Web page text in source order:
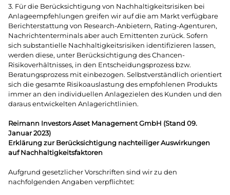
3. Für die Berücksichtigung von Nachhaltigkeitsrisiken bei
Anlageempfehlungen greifen wir auf die am Markt verfügbare
Berichterstattung von Research-Anbietern, Rating-Agenturen,
Nachrichtenterminals aber auch Emittenten zurück. Sofern
sich substantielle Nachhaltigkeitsrisiken identifizieren lassen,
werden diese, unter Berücksichtigung des Chancen-
Risikoverhältnisses, in den Entscheidungsprozess bzw.
Beratungsprozess mit einbezogen. Selbstverständlich orientiert
sich die gesamte Risikoauslastung des empfohlenen Produkts
immer an den individuellen Anlagezielen des Kunden und den
daraus entwickelten Anlagerichtlinien.
Reimann Investors Asset Management GmbH (Stand 09.
Januar 2023)
Erklärung zur Berücksichtigung nachteiliger Auswirkungen
auf Nachhaltigkeitsfaktoren
Aufgrund gesetzlicher Vorschriften sind wir zu den
nachfolgenden Angaben verpflichtet: